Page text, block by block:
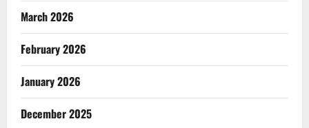
March 2026
February 2026
January 2026
December 2025